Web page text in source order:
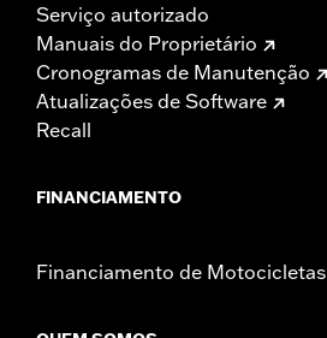
Serviço autorizado
Manuais do Proprietário
Cronogramas de Manutenção
Atualizações de Software
Recall
FINANCIAMENTO
Financiamento de Motocicletas